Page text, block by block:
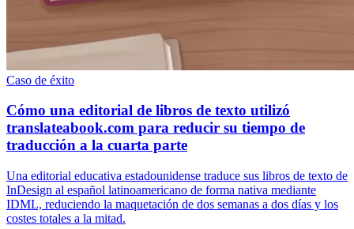
Caso de éxito
Cómo una editorial de libros de texto utilizó
translateabook.com para reducir su tiempo de
traducción a la cuarta parte
Una editorial educativa estadounidense traduce sus libros de texto de
InDesign al español latinoamericano de forma nativa mediante
IDML, reduciendo la maquetación de dos semanas a dos días y los
costes totales a la mitad.